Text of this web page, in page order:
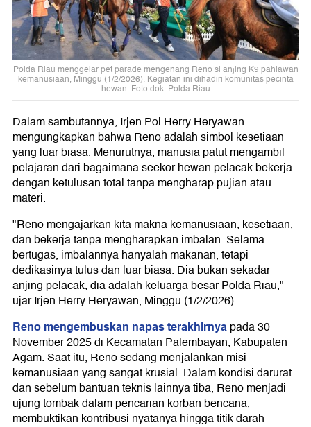
Polda Riau menggelar pet parade mengenang Reno si anjing K9 pahlawan
kemanusiaan, Minggu (1/2/2026). Kegiatan ini dihadiri komunitas pecinta
hewan. Foto:dok. Polda Riau
Dalam sambutannya, Irjen Pol Herry Heryawan
mengungkapkan bahwa Reno adalah simbol kesetiaan
yang luar biasa. Menurutnya, manusia patut mengambil
pelajaran dari bagaimana seekor hewan pelacak bekerja
dengan ketulusan total tanpa mengharap pujian atau
materi.
"Reno mengajarkan kita makna kemanusiaan, kesetiaan,
dan bekerja tanpa mengharapkan imbalan. Selama
bertugas, imbalannya hanyalah makanan, tetapi
dedikasinya tulus dan luar biasa. Dia bukan sekadar
anjing pelacak, dia adalah keluarga besar Polda Riau,"
ujar Irjen Herry Heryawan, Minggu (1/2/2026).
Reno mengembuskan napas terakhirnyapada 30
November 2025 di Kecamatan Palembayan, Kabupaten
Agam. Saat itu, Reno sedang menjalankan misi
kemanusiaan yang sangat krusial. Dalam kondisi darurat
dan sebelum bantuan teknis lainnya tiba, Reno menjadi
ujung tombak dalam pencarian korban bencana,
membuktikan kontribusi nyatanya hingga titik darah